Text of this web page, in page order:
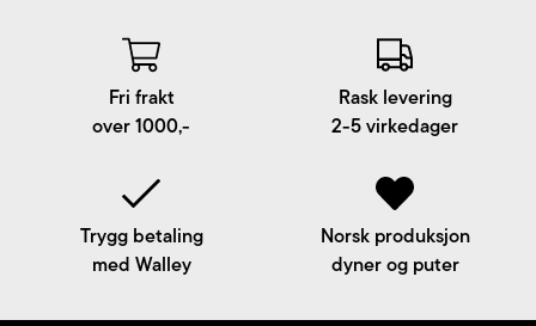
Fri frakt
over 1000,-
Rask levering
2-5 virkedager
Trygg betaling
med Walley
Norsk produksjon
dyner og puter